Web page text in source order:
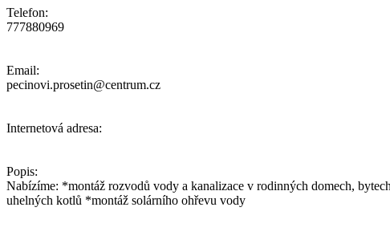
Telefon:
777880969
Email:
pecinovi.prosetin@centrum.cz
Internetová adresa:
Popis:
Nabízíme: *montáž rozvodů vody a kanalizace v rodinných domech,
uhelných kotlů *montáž solárního ohřevu vody